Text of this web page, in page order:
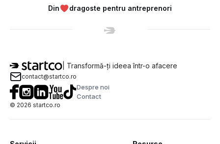
Din dragoste pentru antreprenori
| Transformă-ți ideea într-o afacere
contact@startco.ro
Despre noi
Contact
© 2026 startco.ro